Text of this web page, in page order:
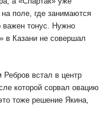
поле, где занимаются
важен тонус. Нужно
в Казани не совершал
встал в центр
которой сорвал овацию
тоже решение Якина,